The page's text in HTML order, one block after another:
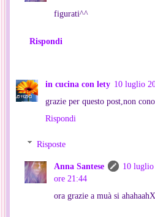
figurati^^
Rispondi
in cucina con lety 10 luglio
grazie per questo post,non
Rispondi
Risposte
Anna Santese
10
ore 21:44
ora grazie a muà si